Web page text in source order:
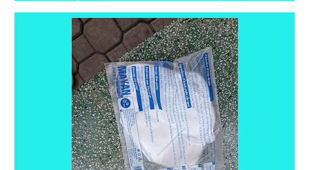
BẢO HỘ TAI
NÚT TAI CHỐNG ỒN
CHỤP TAI CHỐNG ỒN